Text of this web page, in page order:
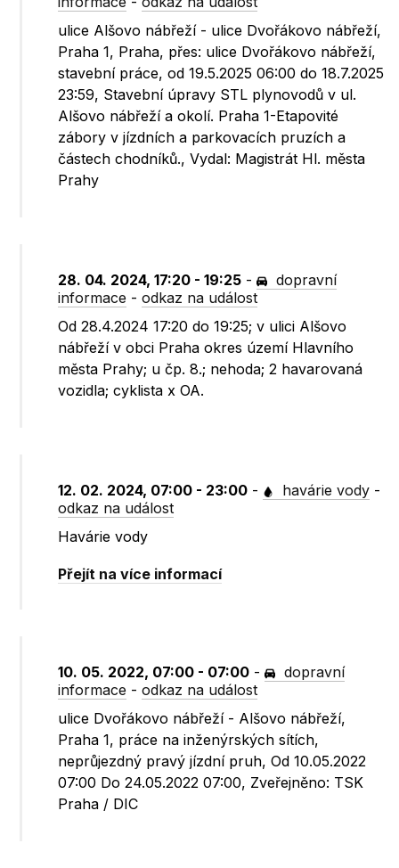
ulice Alšovo nábřeží - ulice Dvořákovo nábřeží,
Praha 1, Praha, přes: ulice Dvořákovo nábřeží,
stavební práce, od 19.5.2025 06:00 do 18.7.2025
23:59, Stavební úpravy STL plynovodů v ul.
Alšovo nábřeží a okolí. Praha 1-Etapovité
zábory v jízdních a parkovacích pruzích a
částech chodníků., Vydal: Magistrát Hl. města
Prahy
28. 04. 2024, 17:20 - 19:25 -
dopravní
informace -odkaz na událost
Od 28.4.2024 17:20 do 19:25; v ulici Alšovo
nábřeží v obci Praha okres území Hlavního
města Prahy; u čp. 8.; nehoda; 2 havarovaná
vozidla; cyklista x OA.
12. 02. 2024, 07:00 - 23:00 - havárie vody -
odkaz na událost
Havárie vody
Přejít na více informací
10. 05. 2022, 07:00 - 07:00 -
dopravní
informace -odkaz na událost
ulice Dvořákovo nábřeží - Alšovo nábřeží,
Praha 1, práce na inženýrských sítích,
neprůjezdný pravý jízdní pruh, Od 10.05.2022
07:00 Do 24.05.2022 07:00, Zveřejněno: TSK
Praha / DIC